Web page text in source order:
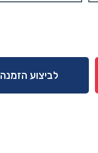
לביצוע הזמנה